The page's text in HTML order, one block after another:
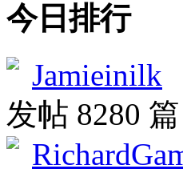
今日排行
Jamieinilk
发帖 8280 篇